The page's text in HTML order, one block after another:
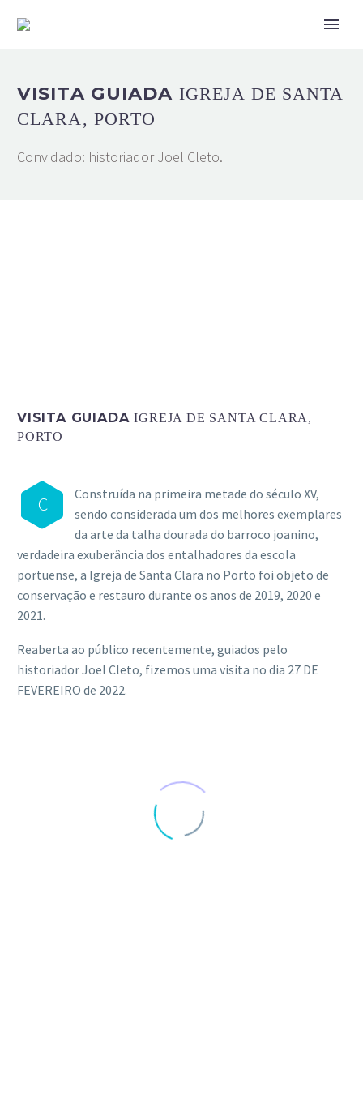
VISITA GUIADA IGREJA DE SANTA
CLARA, PORTO
Convidado: historiador Joel Cleto.
VISITA GUIADAIGREJA DE SANTA CLARA,
PORTO
C
Construída na primeira metade do século XV,
sendo considerada um dos melhores exemplares
da arte da talha dourada do barroco joanino,
verdadeira exuberância dos entalhadores da escola
portuense, a Igreja de Santa Clara no Porto foi objeto de
conservação e restauro durante os anos de 2019, 2020 e
2021.
Reaberta ao público recentemente, guiados pelo
historiador Joel Cleto, fizemos uma visita no dia 27 DE
FEVEREIRO de 2022.